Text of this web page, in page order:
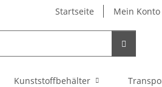
Startseite Mein Konto
Kunststoffbehälter